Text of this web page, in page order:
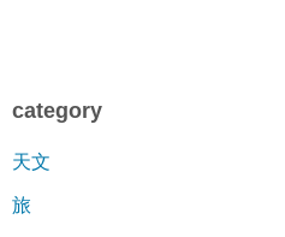
category
天文
旅